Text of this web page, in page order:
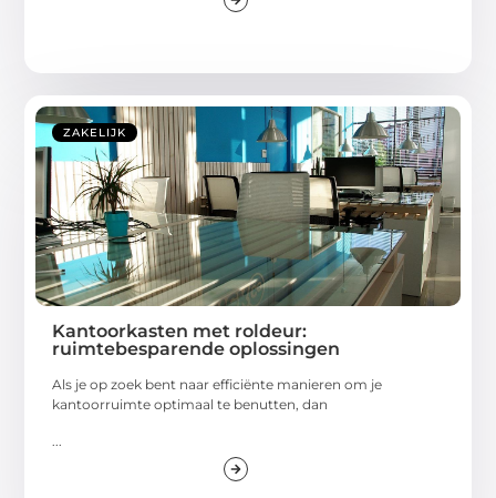
ZAKELIJK
Kantoorkasten met roldeur:
ruimtebesparende oplossingen
Als je op zoek bent naar efficiënte manieren om je
kantoorruimte optimaal te benutten, dan